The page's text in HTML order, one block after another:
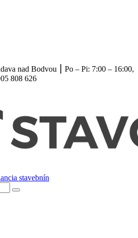
nad Bodvou ⎮ Po – Pi: 7:00 – 16:00,
808 626